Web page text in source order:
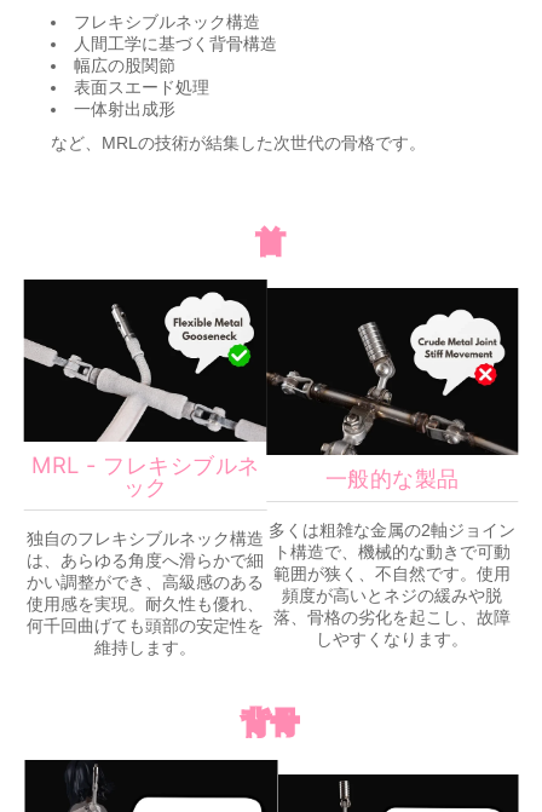
フレキシブルネック構造
人間工学に基づく背骨構造
幅広の股関節
表面スエード処理
一体射出成形
など、MRLの技術が結集した次世代の骨格です。
首
MRL - フレキシブルネ
ック
独自のフレキシブルネック構造
は、あらゆる角度へ滑らかで細
かい調整ができ、高級感のある
使用感を実現。耐久性も優れ、
何千回曲げても頭部の安定性を
維持します。
一般的な製品
多くは粗雑な金属の2軸ジョイン
ト構造で、機械的な動きで可動
範囲が狭く、不自然です。使用
頻度が高いとネジの緩みや脱
落、骨格の劣化を起こし、故障
しやすくなります。
背骨